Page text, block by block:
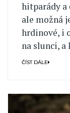
hitparády a
ale možná
hrdinové, i
na slunci, a
ČÍST DÁLE